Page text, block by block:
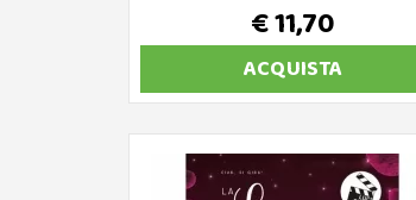
€ 11,70
ACQUISTA